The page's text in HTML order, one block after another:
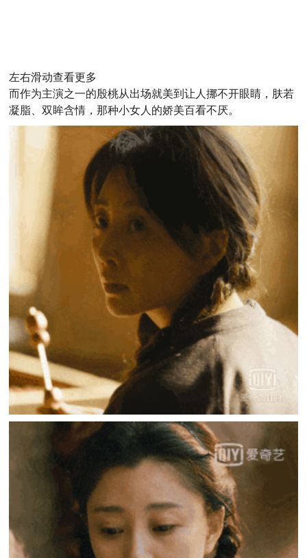
左右滑动查看更多
而作为主演之一的殷桃从出场就美到让人挪不开眼睛，肤若
凝脂、双眸含情，那种小女人的娇美百看不厌。